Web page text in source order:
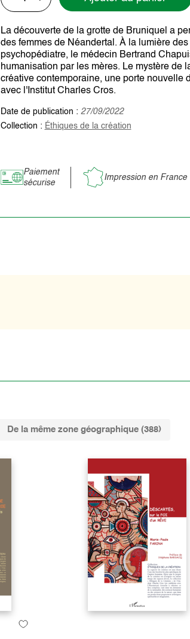
La découverte de la grotte de Bruniquel a
des femmes de Néandertal. À la lumière
psychopédiatre, le médecin Bertrand
humanisation par les mères. Le mystère de
créative contemporaine, une porte nouvelle
avec l'Institut Charles Cros.
Date de publication : 27/09/2022
Collection : Éthiques de la création
Paiement
sécurise
Impression en France
De la même zone géographique (388)